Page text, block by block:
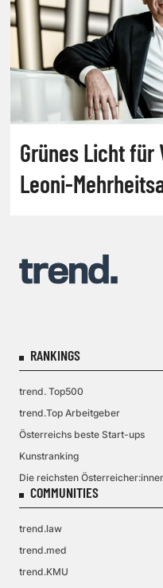
Grünes Licht für
Leoni-
RANKINGS
trend. Top500
trend.Top Arbeitgeber
Österreichs beste Start-ups
Kunstranking
Die reichsten
COMMUNITIES
trend.law
trend.med
trend.KMU